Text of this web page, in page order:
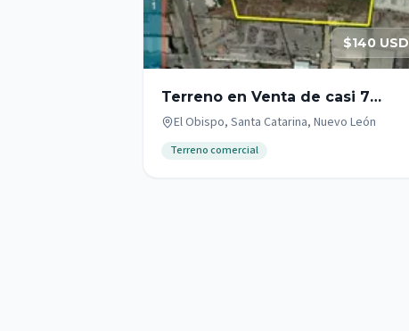
$140 USD
Terreno en Venta de casi 7
hectáreas aprox. en Santa
El Obispo, Santa Catarina, Nuevo León
Terreno comercial